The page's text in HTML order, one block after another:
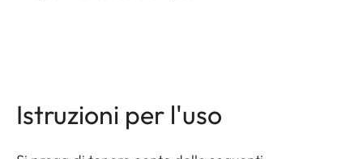
Istruzioni per l'uso